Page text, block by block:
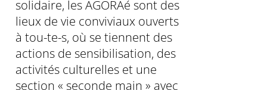
solidaire, les AGORAé sont des
lieux de vie conviviaux ouverts
à tou-te-s, où se tiennent des
actions de sensibilisation, des
activités culturelles et une
section « seconde main » avec